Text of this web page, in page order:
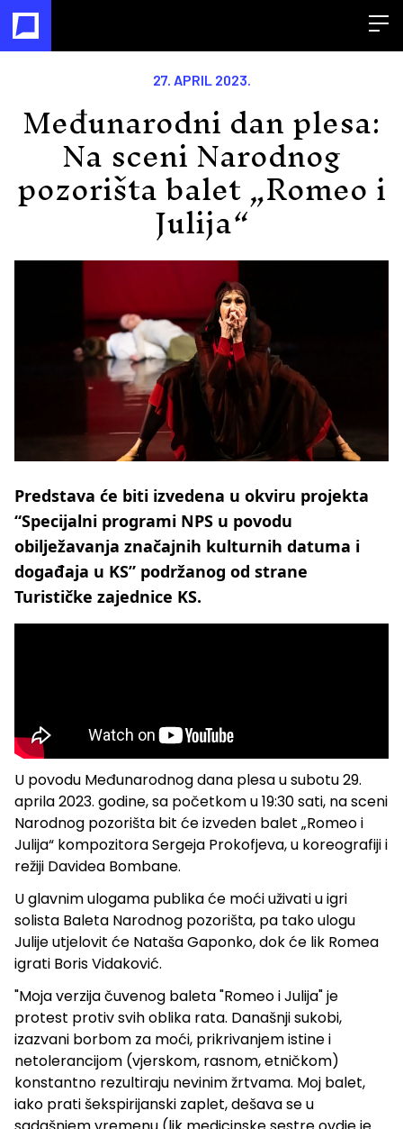
27. APRIL 2023.
Međunarodni dan plesa:
Na sceni Narodnog
pozorišta balet „Romeo i
Julija“
Predstava će biti izvedena u okviru projekta
“Specijalni programi NPS u povodu
obilježavanja značajnih kulturnih datuma i
događaja u KS” podržanog od strane
Turističke zajednice KS.
U povodu Međunarodnog dana plesa u subotu 29.
aprila 2023. godine, sa početkom u 19:30 sati, na sceni
Narodnog pozorišta bit će izveden balet „Romeo i
Julija“ kompozitora Sergeja Prokofjeva, u koreografiji i
režiji Davidea Bombane.
U glavnim ulogama publika će moći uživati u igri
solista Baleta Narodnog pozorišta, pa tako ulogu
Julije utjelovit će Nataša Gaponko, dok će lik Romea
igrati Boris Vidaković.
"Moja verzija čuvenog baleta "Romeo i Julija" je
protest protiv svih oblika rata. Današnji sukobi,
izazvani borbom za moći, prikrivanjem istine i
netolerancijom (vjerskom, rasnom, etničkom)
konstantno rezultiraju nevinim žrtvama. Moj balet,
iako prati šekspirijanski zaplet, dešava se u